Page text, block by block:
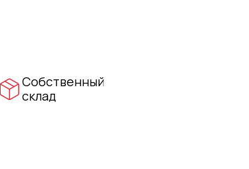
Собственный
склад